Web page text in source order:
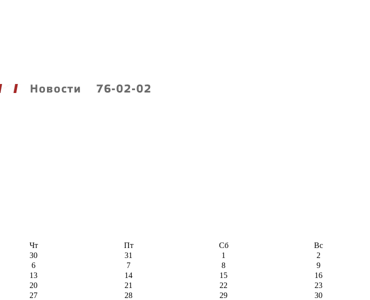
Чт Пт Сб
Вс
30 31 1
2
6 7 8
9
13 14 15
16
20 21 22
23
27 28 29
30